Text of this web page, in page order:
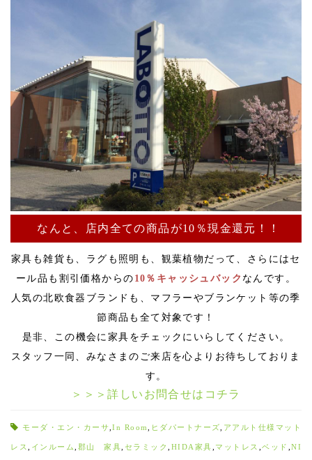
なんと、店内全ての商品が10％現金還元！！
家具も雑貨も、ラグも照明も、観葉植物だって、さらにはセ
ール品も割引価格からの 10％キャッシュバック なんです。
人気の北欧食器ブランドも、マフラーやブランケット等の季
節商品も全て対象です！
是非、この機会に家具をチェックにいらしてください。
スタッフ一同、みなさまのご来店を心よりお待ちしておりま
す。
＞＞＞詳しいお問合せはコチラ
モーダ・エン・カーサ ,In Room ヒダパートナーズ アアルト仕様マット
レス インルーム 郡山 家具 セラミック HIDA家具 マットレス ,ベッド ,NI